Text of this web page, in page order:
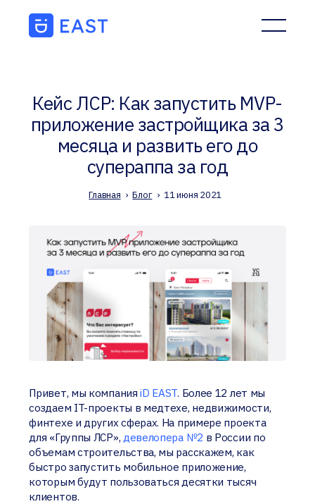
Кейс ЛСР: Как запустить MVP-
приложение застройщика за 3
месяца и развить его до
супераппа за год
Главная › Блог › 11 июня 2021
Привет, мы компанияiD EAST. Более 12 лет мы
создаем IT-проекты в медтехе, недвижимости,
финтехе и других сферах. На примере проекта
для «Группы ЛСР», девелопера №2 в России по
объемам строительства, мы расскажем, как
быстро запустить мобильное приложение,
которым будут пользоваться десятки тысяч
клиентов.